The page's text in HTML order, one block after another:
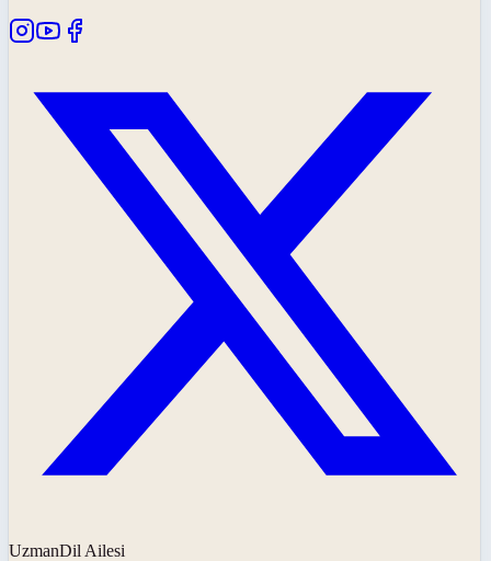
UzmanDil Ailesi